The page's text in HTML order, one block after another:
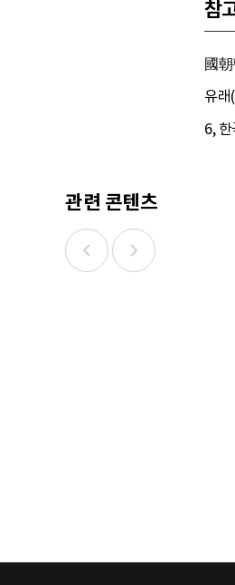
참
國
유래
6,
관련 콘텐츠